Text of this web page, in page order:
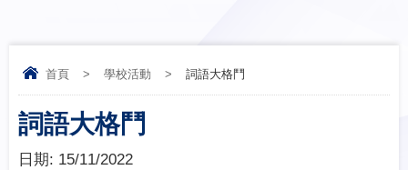
首頁 > 學校活動 > 詞語大格鬥
詞語大格鬥
日期: 15/11/2022